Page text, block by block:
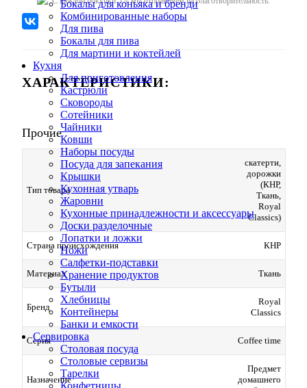
Бокалы для коньяка и бренди
Комбинированные наборы
Для пива
Бокалы для пива
Для мартини и коктейлей
Кухня
Для приготовления
Кастрюли
Сковороды
Сотейники
Чайники
Ковши
Наборы посуды
Посуда для запекания
Крышки
Кухонная утварь
Жаровни
Кухонные принадлежности и аксессуары
Доски разделочные
Лопатки и ложки
Ножи
Салфетки-подставки
Хранение продуктов
Бутыли
Хлебницы
Контейнеры
Банки и емкости
Сервировка
Столовая посуда
Столовые сервизы
Тарелки
Конфетницы
ХАРАКТЕРИСТИКИ:
Прочие
Тип товара
скатерти,
дорожки
(КНР,
Ткань,
Royal
Classics)
Страна происхождения КНР
Материал Ткань
Бренд
Royal
Classics
Серия Coffee time
Назначение
Предмет
домашнего